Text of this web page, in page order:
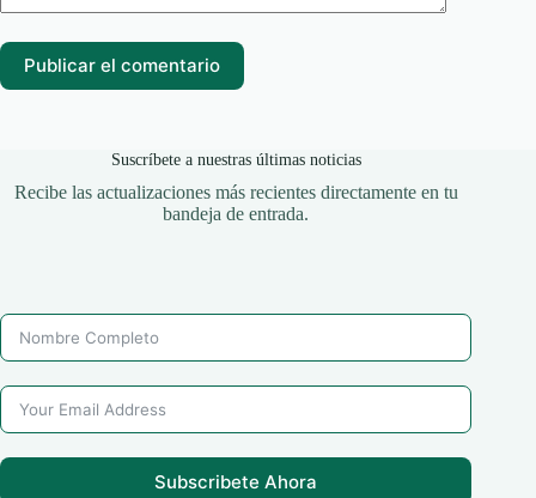
Publicar el comentario
Suscríbete a nuestras últimas noticias
Recibe las actualizaciones más recientes directamente en tu
bandeja de entrada.
Subscribete Ahora